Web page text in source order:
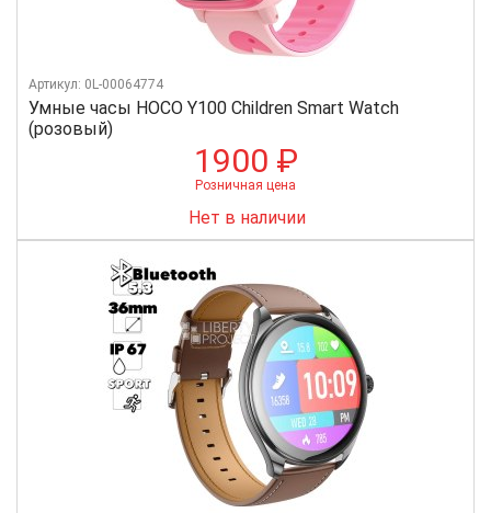
Умные часы HOCO Y100 Children Smart Watch
(розовый)
Артикул: 0L-00064774
1900 ₽
Розничная цена
Нет в наличии